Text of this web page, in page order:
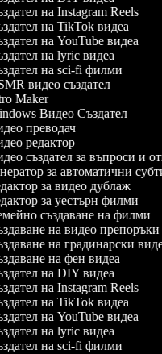
на Instagram Reels
на TikTok видеа
на YouTube видеа
на lyric видеа
на sci-fi филми
видео създател
Maker
Видео Създател
преводач
редактор
създател за въпроси и
за автоматични
за видео дублаж
за уестърн филми
създаване на филми
на видео препоръки
на градинарски
на фен видеа
на DIY видеа
на Instagram Reels
на TikTok видеа
на YouTube видеа
на lyric видеа
на sci-fi филми